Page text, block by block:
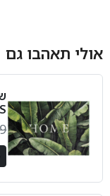
אולי תאהבו גם